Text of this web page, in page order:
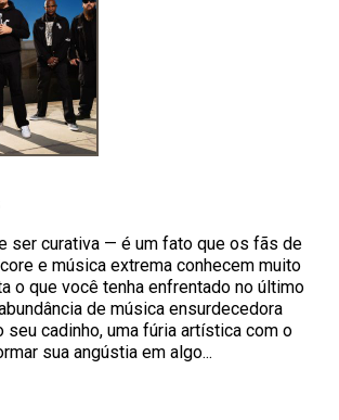
ser curativa — é um fato que os fãs de
e música extrema conhecem muito
o que você tenha enfrentado no último
de música ensurdecedora
seu cadinho, uma fúria artística com o
sua angústia em algo...